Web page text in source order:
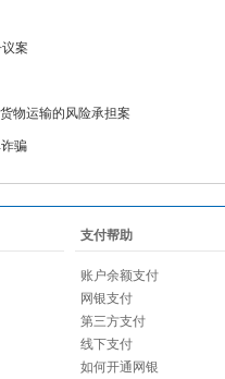
案
物运输的风险承担案
骗
支付帮助
账户余额支付
网银支付
第三方支付
线下支付
如何开通网银